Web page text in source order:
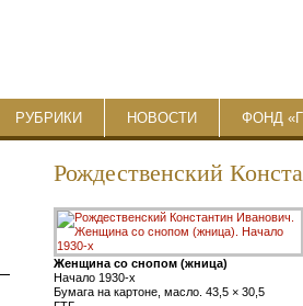
РУБРИКИ НОВОСТИ ФОНД
Рождественский
Женщина со снопом (жница)
Начало 1930-х
Бумага на картоне, масло. 43,5 × 30,5